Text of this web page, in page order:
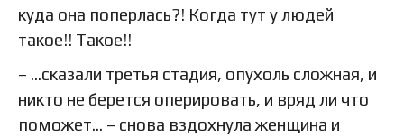
куда она поперлась?! Когда тут у людей
такое!! Такое!!
– …сказали третья стадия, опухоль сложная, и
никто не берется оперировать, и вряд ли что
поможет… – снова вздохнула женщина и